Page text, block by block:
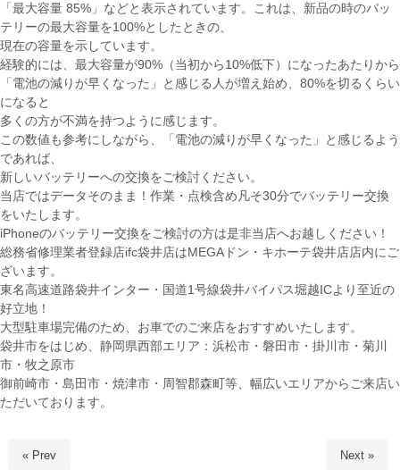
「最大容量 85%」などと表示されています。これは、新品の時のバッ
テリーの最大容量を100%としたときの、
現在の容量を示しています。
経験的には、最大容量が90%（当初から10%低下）になったあたりから
「電池の減りが早くなった」と感じる人が増え始め、80%を切るくらい
になると
多くの方が不満を持つように感じます。
この数値も参考にしながら、「電池の減りが早くなった」と感じるよう
であれば、
新しいバッテリーへの交換をご検討ください。
当店ではデータそのまま！作業・点検含め凡そ30分でバッテリー交換
をいたします。
iPhoneのバッテリー交換をご検討の方は是非当店へお越しください！
総務省修理業者登録店ifc袋井店はMEGAドン・キホーテ袋井店店内にご
ざいます。
東名高速道路袋井インター・国道1号線袋井バイパス堀越ICより至近の
好立地！
大型駐車場完備のため、お車でのご来店をおすすめいたします。
袋井市をはじめ、静岡県西部エリア：浜松市・磐田市・掛川市・菊川
市・牧之原市
御前崎市・島田市・焼津市・周智郡森町等、幅広いエリアからご来店い
ただいております。
« Prev Next »